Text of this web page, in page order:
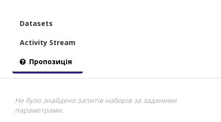
Datasets
Activity Stream
Пропозиція
Не було знайдено запитів наборів за заданими
параметрами.